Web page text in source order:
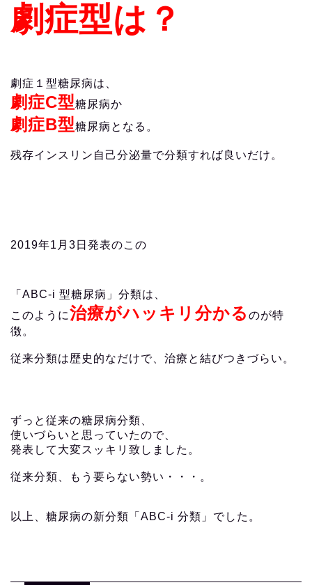
劇症型は？
劇症１型糖尿病は、
劇症C型糖尿病か
劇症B型糖尿病となる。
残存インスリン自己分泌量で分類すれば良いだけ。
2019年1月3日発表のこの
「ABC-i 型糖尿病」分類は、
このように治療がハッキリ分かる のが特
徴。
従来分類は歴史的なだけで、治療と結びつきづらい。
ずっと従来の糖尿病分類、
使いづらいと思っていたので、
発表して大変スッキリ致しました。
従来分類、もう要らない勢い・・・。
以上、糖尿病の新分類「ABC-i 分類」でした。